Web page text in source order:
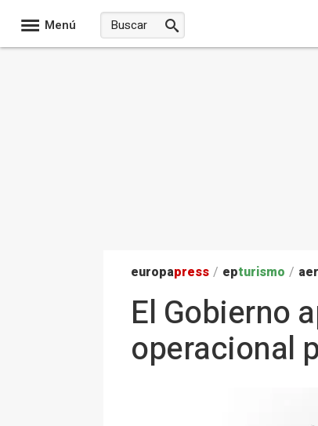
Menú
europapress / epturismo /
El Gobierno
operacional